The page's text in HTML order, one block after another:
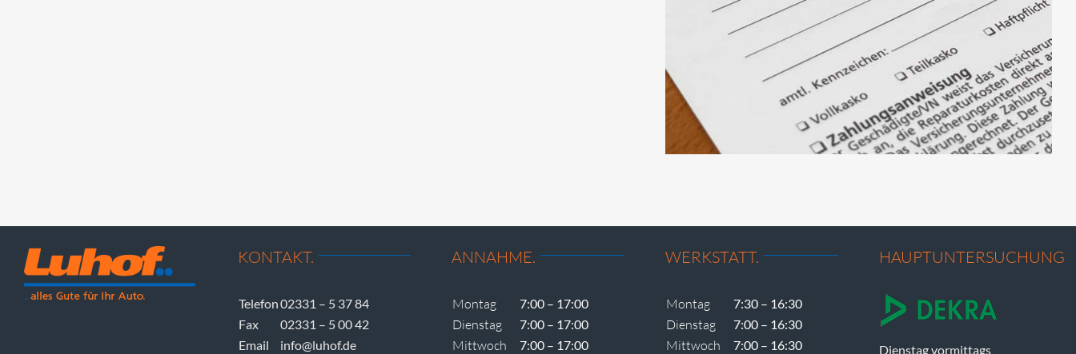
KONTAKT.
Telefon02331 – 5 37 84
Fax
02331 – 5 00 42
Email
info@luhof.de
ANNAHME.
Montag 7:00 – 17:00
Dienstag 7:00 – 17:00
Mittwoch 7:00 – 17:00
WERKSTATT.
Montag 7:30 – 16:30
Dienstag 7:00 – 16:30
Mittwoch 7:00 – 16:30
HAUPTUNTERSUCHUNG
Dienstag vormittags